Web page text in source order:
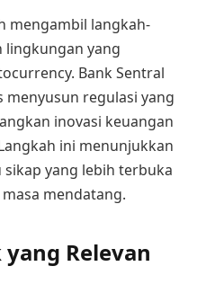
mengambil langkah-
lingkungan yang
Bank Sentral
menyusun regulasi yang
inovasi keuangan
ini menunjukkan
yang lebih terbuka
mendatang.
Relevan